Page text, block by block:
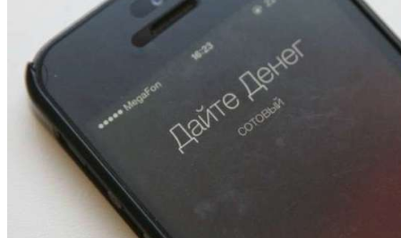
Покушение на убийство в Волгограде: девушка
напала на незнакомую женщину с ножом
12:39
Сладкий праздник в Волгограде: в Центральном
парке прошёл фестиваль „Арбузный переполох“
Волгоградские компании нарастили экспорт: